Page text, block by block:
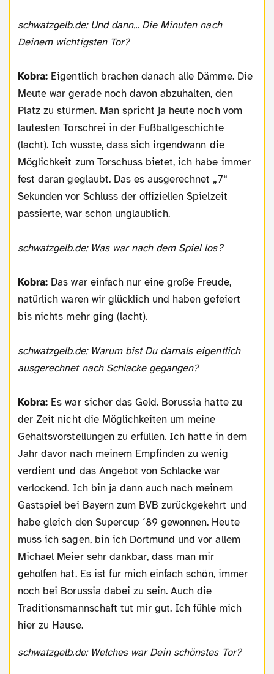
schwatzgelb.de: Und dann... Die Minuten nach
Deinem wichtigsten Tor?
Kobra: Eigentlich brachen danach alle Dämme. Die
Meute war gerade noch davon abzuhalten, den
Platz zu stürmen. Man spricht ja heute noch vom
lautesten Torschrei in der Fußballgeschichte
(lacht). Ich wusste, dass sich irgendwann die
Möglichkeit zum Torschuss bietet, ich habe immer
fest daran geglaubt. Das es ausgerechnet „7“
Sekunden vor Schluss der offiziellen Spielzeit
passierte, war schon unglaublich.
schwatzgelb.de: Was war nach dem Spiel los?
Kobra: Das war einfach nur eine große Freude,
natürlich waren wir glücklich und haben gefeiert
bis nichts mehr ging (lacht).
schwatzgelb.de: Warum bist Du damals eigentlich
ausgerechnet nach Schlacke gegangen?
Kobra: Es war sicher das Geld. Borussia hatte zu
der Zeit nicht die Möglichkeiten um meine
Gehaltsvorstellungen zu erfüllen. Ich hatte in dem
Jahr davor nach meinem Empfinden zu wenig
verdient und das Angebot von Schlacke war
verlockend. Ich bin ja dann auch nach meinem
Gastspiel bei Bayern zum BVB zurückgekehrt und
habe gleich den Supercup ´89 gewonnen. Heute
muss ich sagen, bin ich Dortmund und vor allem
Michael Meier sehr dankbar, dass man mir
geholfen hat. Es ist für mich einfach schön, immer
noch bei Borussia dabei zu sein. Auch die
Traditionsmannschaft tut mir gut. Ich fühle mich
hier zu Hause.
schwatzgelb.de: Welches war Dein schönstes Tor?